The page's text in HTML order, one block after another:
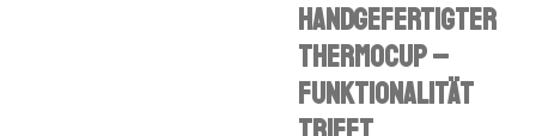
Handgefertigter
Thermocup –
Funktionalität